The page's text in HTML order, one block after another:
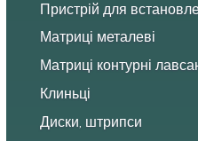
Пристрій для
Матриці металеві
Матриці контурні
Клиньці
Диски, штрипси